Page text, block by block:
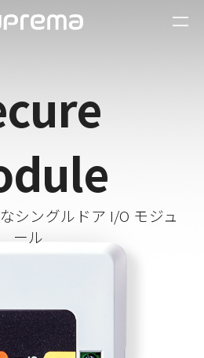
シングルドア I/O モジュ
ール